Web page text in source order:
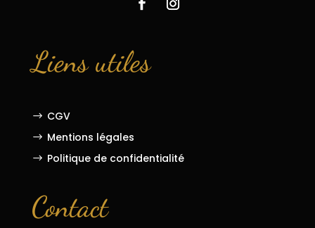
Liens utiles
$ CGV
$ Mentions légales
$ Politique de confidentialité
Contact